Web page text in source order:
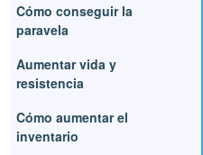
Cómo conseguir la
paravela
Aumentar vida y
resistencia
Cómo aumentar el
inventario